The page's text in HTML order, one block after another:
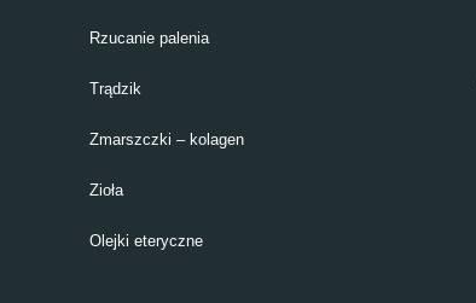
Rzucanie palenia
Trądzik
Zmarszczki – kolagen
Zioła
Olejki eteryczne